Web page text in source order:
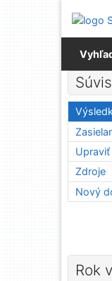
Zdroje
Nový
Rok